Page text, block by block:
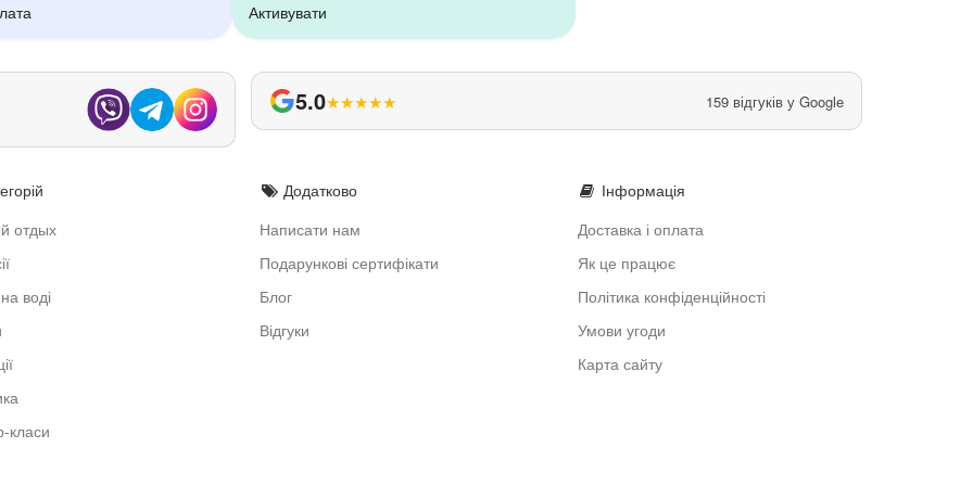
Активувати
5.0★★★★★ 159 відгуків у Google
Інформація
Доставка і оплата
Як це працює
Політика конфіденційності
Умови угоди
Карта сайту
Додатково
Написати нам
Подарункові сертифікати
Блог
Відгуки
отдых
воді
класи